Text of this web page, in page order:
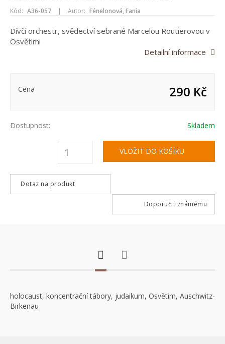
Kód: A36-057 | Autor: Fénelonová, Fania
Dívčí orchestr, svědectví sebrané Marcelou Routierovou v
Osvětimi
Detailní informace
Cena 290 Kč
Dostupnost: Skladem
Dotaz na produkt
Doporučit známému
holocaust, koncentrační tábory, judaikum, Osvětim, Auschwitz-
Birkenau